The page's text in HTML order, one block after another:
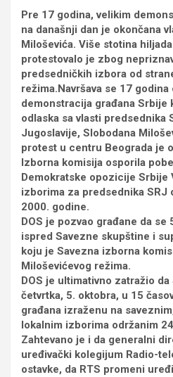
Pre 17 godina, velikim
na današnji dan je okončana
Miloševića. Više stotina
protestovalo je zbog
predsedničkih izbora od
režima.Navršava se 17 godina
demonstracija građana Srbije
odlaska sa vlasti predsednika
Jugoslavije, Slobodana
protest u centru Beograda je
Izborna komisija osporila
Demokratske opozicije Srbije
izborima za predsednika SRJ
2000. godine.
DOS je pozvao građane da
ispred Savezne skupštine i
koju je Savezna izborna
Miloševićevog režima.
DOS je ultimativno zatražio
četvrtka, 5. oktobra, u 15
građana izraženu na
lokalnim izborima održanim
Zahtevano je i da generalni
uređivački kolegijum Radio-
ostavke, da RTS promeni